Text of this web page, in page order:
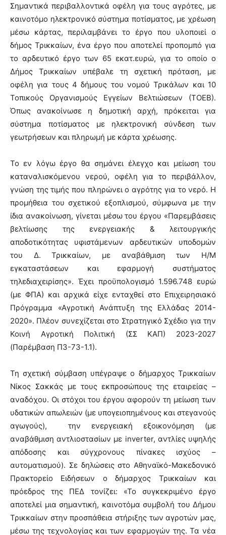
Σημαντικά περιβαλλοντικά οφέλη για τους αγρότες, με
καινοτόμο ηλεκτρονικό σύστημα ποτίσματος, με χρέωση
μέσω κάρτας, περιλαμβάνει το έργο που υλοποιεί ο
δήμος Τρικκαίων, ένα έργο που αποτελεί προπομπό για
το αρδευτικό έργο των 65 εκατ.ευρώ, για το οποίο ο
Δήμος Τρικκαίων υπέβαλε τη σχετική πρόταση, με
οφέλη για τους 4 δήμους του νομού Τρικάλων και 10
Τοπικούς Οργανισμούς Εγγείων Βελτιώσεων (ΤΟΕΒ).
Όπως ανακοίνωσε η δημοτική αρχή, πρόκειται για
σύστημα ποτίσματος με ηλεκτρονική σύνδεση των
γεωτρήσεων και πληρωμή με κάρτα χρέωσης.
Το εν λόγω έργο θα σημάνει έλεγχο και μείωση του
καταναλισκόμενου νερού, οφέλη για το περιβάλλον,
γνώση της τιμής που πληρώνει ο αγρότης για το νερό. Η
προμήθεια του σχετικού εξοπλισμού, σύμφωνα με την
ίδια ανακοίνωση, γίνεται μέσω του έργου «Παρεμβάσεις
βελτίωσης της ενεργειακής & λειτουργικής
αποδοτικότητας υφιστάμενων αρδευτικών υποδομών
του Δ. Τρικκαίων, με αναβάθμιση των Η/Μ
εγκαταστάσεων και εφαρμογή συστήματος
τηλεδιαχειρίσης». Έχει προϋπολογισμό 1.596.748 ευρώ
(με ΦΠΑ) και αρχικά είχε ενταχθεί στο Επιχειρησιακό
Πρόγραμμα «Αγροτική Ανάπτυξη της Ελλάδας 2014-
2020». Πλέον συνεχίζεται στο Στρατηγικό Σχέδιο για την
Κοινή Αγροτική Πολιτική (ΣΣ ΚΑΠ) 2023-2027
(Παρέμβαση Π3-73-1.1).
Τη σχετική σύμβαση υπέγραψε ο δήμαρχος Τρικκαίων
Νίκος Σακκάς με τους εκπροσώπους της εταιρείας –
αναδόχου. Οι στόχοι του έργου αφορούν τη μείωση των
υδατικών απωλειών (με υπογειοπημένους και στεγανούς
αγωγούς), την ενεργειακή εξοικονόμηση (με
αναβάθμιση αντλιοστασίων με inverter, αντλίες υψηλής
απόδοσης και σύγχρονους πίνακες ισχύος –
αυτοματισμού). Σε δηλώσεις στο Αθηναϊκό-Μακεδονικό
Πρακτορείο Ειδήσεων ο δήμαρχος Τρικκαίων και
πρόεδρος της ΠΕΔ τονίζει: «Το συγκεκριμένο έργο
αποτελεί μια σημαντική, καινοτόμα συμβολή του Δήμου
Τρικκαίων στην προσπάθεια στήριξης των αγροτών μας,
μέσω της τεχνολογίας και των εφαρμογών της. Τα νέα